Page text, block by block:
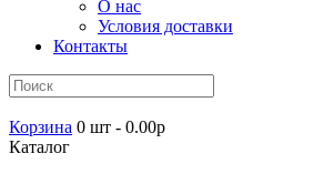
О нас
Условия доставки
Контакты
Корзина 0 шт - 0.00р
Каталог